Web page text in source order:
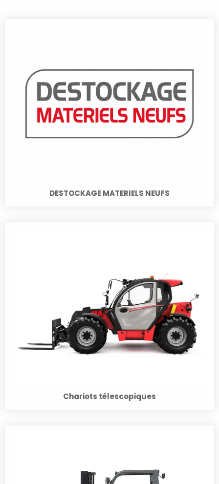
DESTOCKAGE MATERIELS NEUFS
Chariots télescopiques